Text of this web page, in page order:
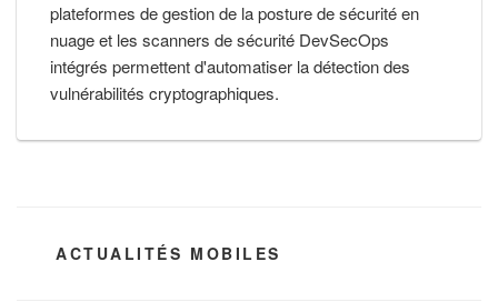
plateformes de gestion de la posture de sécurité en
nuage et les scanners de sécurité DevSecOps
intégrés permettent d'automatiser la détection des
vulnérabilités cryptographiques.
CATÉGORIES
ACTUALITÉS MOBILES